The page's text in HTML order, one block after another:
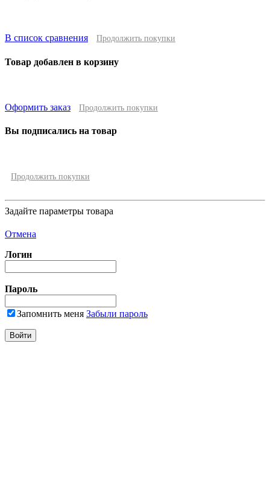
В список сравнения Продолжить покупки
Товар добавлен в корзину
Оформить заказ Продолжить покупки
Вы подписались на товар
Продолжить покупки
Задайте параметры товара
Отмена
Логин
Пароль
Запомнить меня Забыли пароль